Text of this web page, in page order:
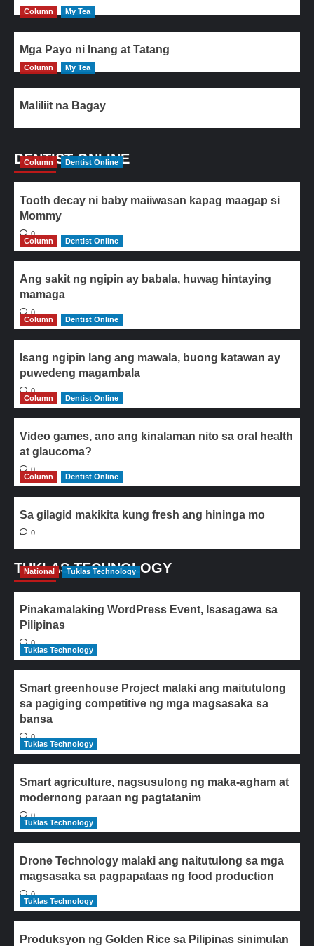
Column My Tea
Mga Payo ni Inang at Tatang
Column My Tea
Maliliit na Bagay
DENTIST ONLINE
Column Dentist Online
Tooth decay ni baby maiiwasan kapag maagap si
Mommy
0
Column
Dentist Online
Ang sakit ng ngipin ay babala, huwag hintaying
mamaga
0
Column
Dentist Online
Isang ngipin lang ang mawala, buong katawan ay
puwedeng magambala
0
Column
Dentist Online
Video games, ano ang kinalaman nito sa oral health
at glaucoma?
0
Column
Dentist Online
Sa gilagid makikita kung fresh ang hininga mo
0
TUKLAS TECHNOLOGY
National Tuklas Technology
Pinakamalaking WordPress Event, Isasagawa sa
Pilipinas
0
Tuklas Technology
Smart greenhouse Project malaki ang maitutulong
sa pagiging competitive ng mga magsasaka sa
bansa
0
Tuklas Technology
Smart agriculture, nagsusulong ng maka-agham at
modernong paraan ng pagtatanim
0
Tuklas Technology
Drone Technology malaki ang naitutulong sa mga
magsasaka sa pagpapataas ng food production
0
Tuklas Technology
Produksyon ng Golden Rice sa Pilipinas sinimulan